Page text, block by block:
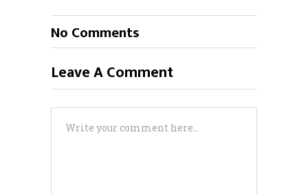
No Comments
Leave A Comment